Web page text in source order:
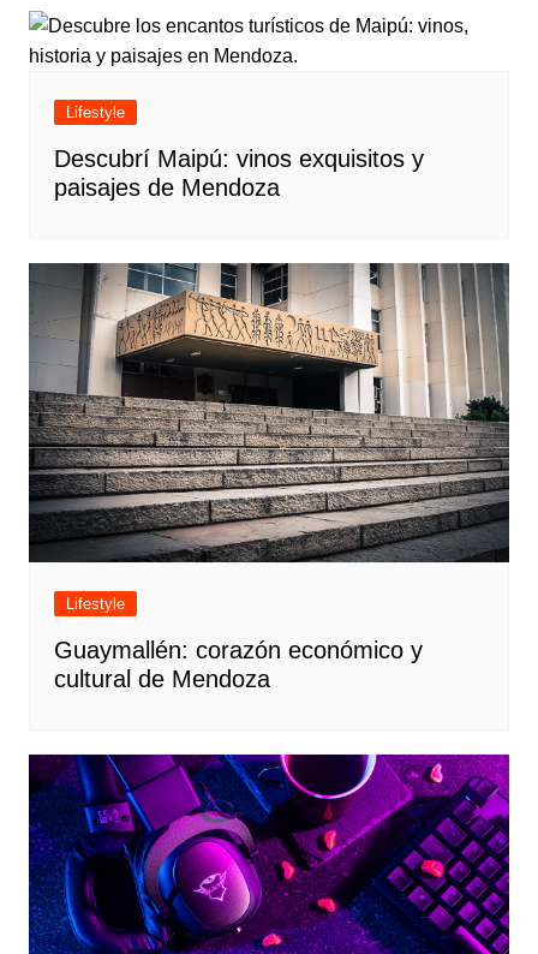
Lifestyle
Descubrí Maipú: vinos exquisitos y
paisajes de Mendoza
Lifestyle
Guaymallén: corazón económico y
cultural de Mendoza